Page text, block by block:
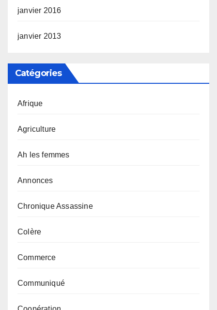
janvier 2016
janvier 2013
Catégories
Afrique
Agriculture
Ah les femmes
Annonces
Chronique Assassine
Colère
Commerce
Communiqué